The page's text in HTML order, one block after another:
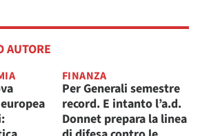
AUTORE
FINANZA
Per Generali semestre
record. E intanto l’a.d.
Donnet prepara la linea